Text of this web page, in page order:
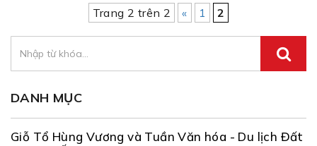
Trang 2 trên 2 « 1 2
DANH MỤC
Giỗ Tổ Hùng Vương và Tuần Văn hóa - Du lịch Đất